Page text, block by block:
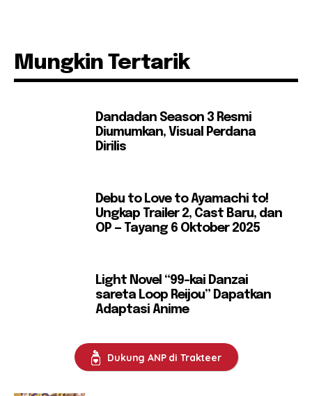
Mungkin Tertarik
Dandadan Season 3 Resmi
Diumumkan, Visual Perdana
Dirilis
Debu to Love to Ayamachi to!
Ungkap Trailer 2, Cast Baru, dan
OP — Tayang 6 Oktober 2025
Light Novel “99-kai Danzai
sareta Loop Reijou” Dapatkan
Adaptasi Anime
Dukung ANP di Trakteer